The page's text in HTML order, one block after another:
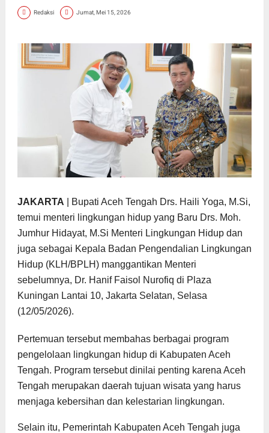
Redaksi Jumat, Mei 15, 2026
JAKARTA | Bupati Aceh Tengah Drs. Haili Yoga, M.Si,
temui menteri lingkungan hidup yang Baru Drs. Moh.
Jumhur Hidayat, M.Si Menteri Lingkungan Hidup dan
juga sebagai Kepala Badan Pengendalian Lingkungan
Hidup (KLH/BPLH) manggantikan Menteri
sebelumnya, Dr. Hanif Faisol Nurofiq di Plaza
Kuningan Lantai 10, Jakarta Selatan, Selasa
(12/05/2026).
Pertemuan tersebut membahas berbagai program
pengelolaan lingkungan hidup di Kabupaten Aceh
Tengah. Program tersebut dinilai penting karena Aceh
Tengah merupakan daerah tujuan wisata yang harus
menjaga kebersihan dan kelestarian lingkungan.
Selain itu, Pemerintah Kabupaten Aceh Tengah juga